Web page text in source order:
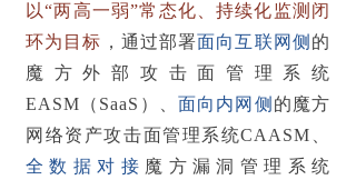
以“两高一弱”常态化、持续化监测闭
环为目标 ，通过部署面向互联网侧 的
魔方外部攻击面管理系统
EASM（SaaS）、 面向内网侧 的魔方
网络资产攻击面管理系统CAASM、
全数据对接 魔方漏洞管理系统